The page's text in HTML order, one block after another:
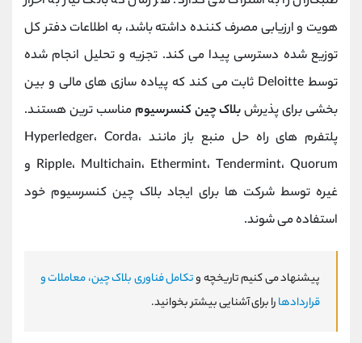
هویت و ارزیابی مصرف کننده داشته باشد، به اطلاعات دفتر کل
توزیع شده دسترسی پیدا می کند. تجزیه و تحلیل انجام شده
توسط Deloitte ثابت می کند که پیاده سازی های مالی و بین
بخشی برای پذیرشبلاک چین کنسرسیوممناسب ترین هستند.
پلتفرم های راه حل منبع باز مانند Hyperledger، Corda،
Ripple، Multichain، Ethermint، Tendermint، Quorum و
غیره توسط شرکت ها برای ایجاد بلاک چین کنسرسیوم خود
استفاده می شوند.
پیشنهاد می کنیم تاریخچه وتکامل فناوری بلاک چین، معاملات و
قراردادهارا برای آشنایی بیشتر بخوانید.